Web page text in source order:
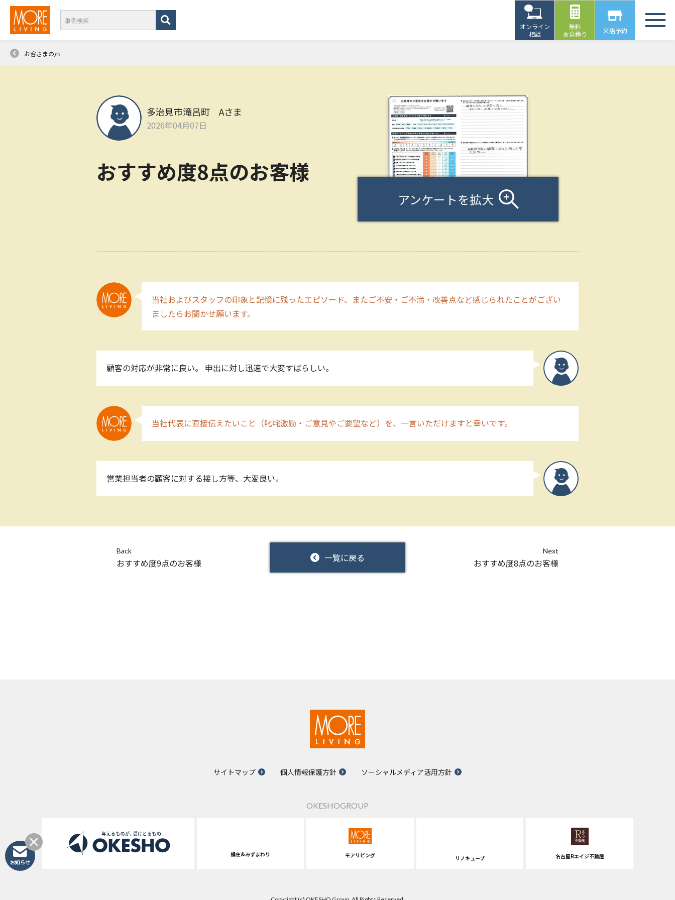
オンライン
相談
無料
お見積り
来店予約
お客さまの声
多治見市滝呂町 Aさま
2026年04月07日
おすすめ度8点のお客様
アンケートを拡大
当社およびスタッフの印象と記憶に残ったエピソード、またご不安・ご不満・改善点など感じられたことがござい
ましたらお聞かせ願います。
顧客の対応が非常に良い。 申出に対し迅速で大変すばらしい。
当社代表に直接伝えたいこと（叱咤激励・ご意見やご要望など）を、一言いただけますと幸いです。
営業担当者の顧客に対する接し方等、大変良い。
Back
おすすめ度9点のお客様 一覧に戻る
Next
おすすめ度8点のお客様
サイトマップ 個人情報保護方針 ソーシャルメディア活用方針
OKESHOGROUP
桶庄&みずまわり モアリビング リノキューブ 名古屋Rエイジ不動産
お知らせ